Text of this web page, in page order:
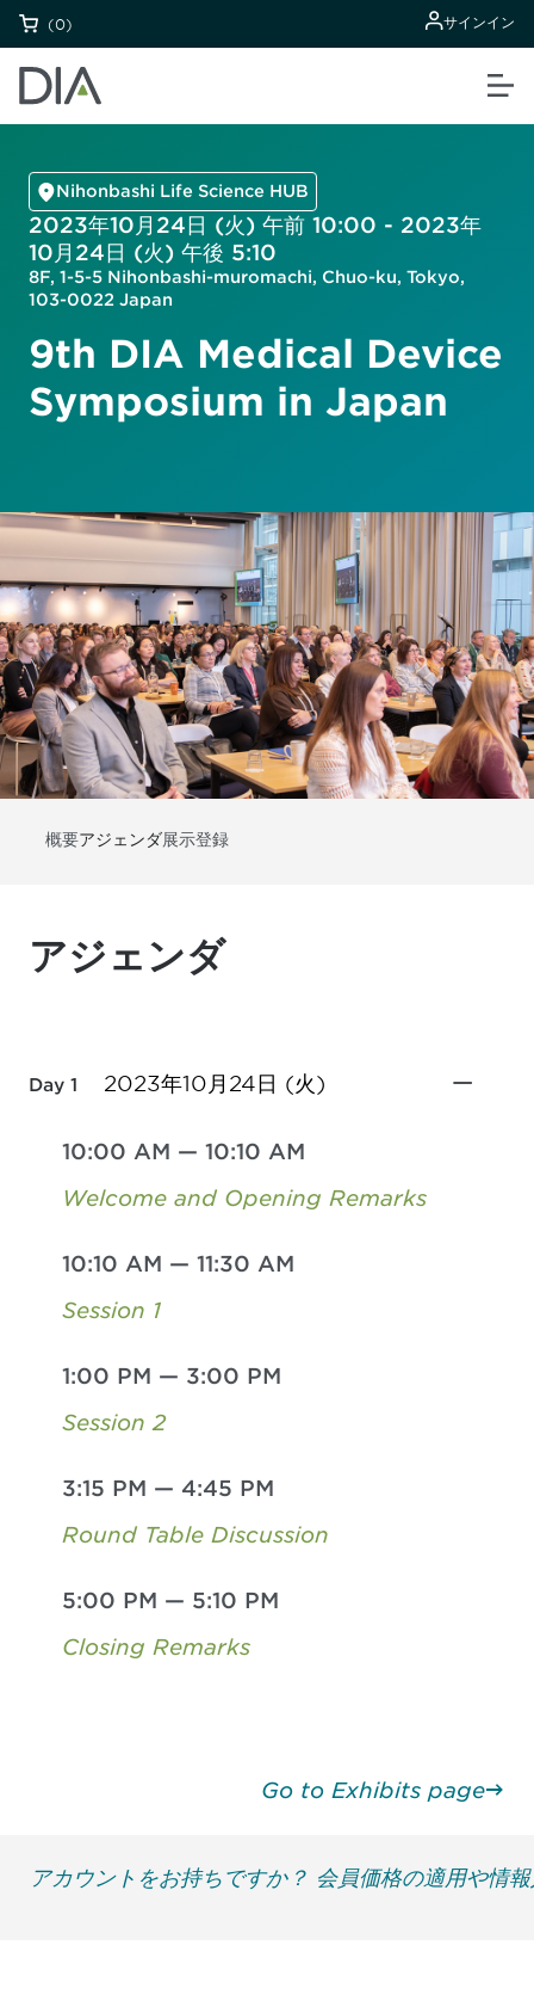
(0) サインイン
Nihonbashi Life Science HUB
2023年10月24日 (火) 午前 10:00 - 2023年
10月24日 (火) 午後 5:10
8F, 1-5-5 Nihonbashi-muromachi, Chuo-ku, Tokyo,
103-0022 Japan
9th DIA Medical Device
Symposium in Japan
概要アジェンダ展示登録
アジェンダ
Day 1 2023年10月24日 (火)
10:00 AM — 10:10 AM
Welcome and Opening Remarks
10:10 AM — 11:30 AM
Session 1
1:00 PM — 3:00 PM
Session 2
3:15 PM — 4:45 PM
Round Table Discussion
5:00 PM — 5:10 PM
Closing Remarks
Go to Exhibits page
アカウントをお持ちですか？ 会員価格の適用や情